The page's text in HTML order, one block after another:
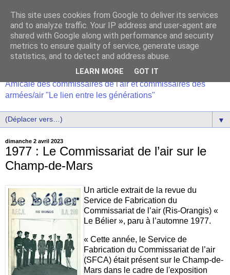
Amicale des commissaires de l'air et commissaires des
armées/air "Le lien entre les générations"
▼
dimanche 2 avril 2023
1977 : Le Commissariat de l’air sur le
Champ-de-Mars
Un article extrait de la revue du
Service de Fabrication du
Commissariat de l’air (Ris-Orangis) «
Le Bélier », paru à l’automne 1977.
« Cette année, le Service de
Fabrication du Commissariat de l’air
(SFCA) était présent sur le Champ-de-
Mars dans le cadre de l'exposition
This site uses cookies from Google to deliver its services
and to analyze traffic. Your IP address and user-agent are
shared with Google along with performance and security
metrics to ensure quality of service, generate usage
statistics, and to detect and address abuse.
LEARN MORE GOT IT